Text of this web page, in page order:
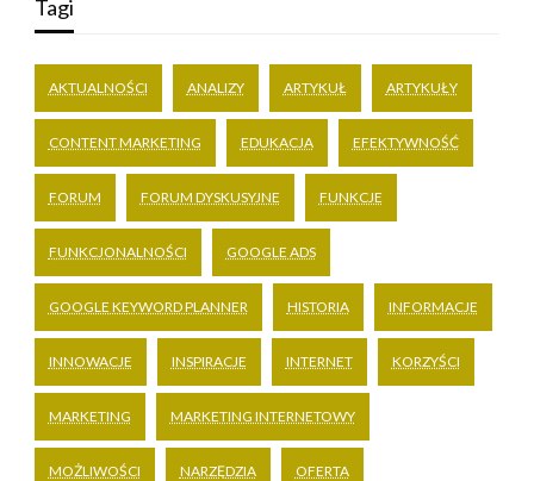
Tagi
AKTUALNOŚCI ANALIZY ARTYKUŁ ARTYKUŁY
CONTENT MARKETING EDUKACJA EFEKTYWNOŚĆ
FORUM FORUM DYSKUSYJNE FUNKCJE
FUNKCJONALNOŚCI GOOGLE ADS
GOOGLE KEYWORD PLANNER HISTORIA INFORMACJE
INNOWACJE INSPIRACJE INTERNET KORZYŚCI
MARKETING MARKETING INTERNETOWY
MOŻLIWOŚCI NARZĘDZIA OFERTA